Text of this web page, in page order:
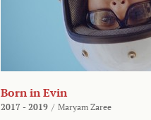
Born in Evin
2017 - 2019 / Maryam Zaree